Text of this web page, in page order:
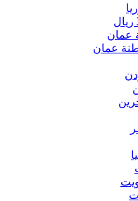
عمان
عمان